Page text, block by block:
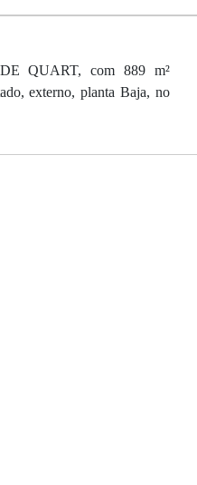
QUART, com 889 m²
externo, planta Baja, no